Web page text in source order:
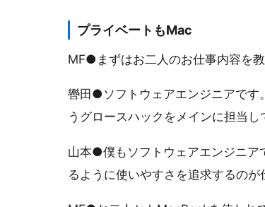
プライベートもMac
MF●まずはお二人のお仕事内容を教
轡田●ソフトウェアエンジニアです
うグロースハックをメインに担当し
山本●僕もソフトウェアエンジニア
るように使いやすさを追求するのが